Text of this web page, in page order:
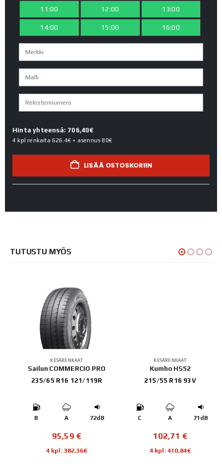
11:00 12:00 13:00
14:00 15:00 16:00
Hinta yhteensä: 706,40€
4 kpl renkaita 626.4€ + asennus80€
LISÄÄ OSTOSKORIIN
TUTUSTU MYÖS
KESÄRENKAAT
Sailun COMMERCIO PRO
235/65 R16 121/119R
B A 72dB
95,59 €
4 kpl: 382,36€
KESÄRENKAAT
Kumho HS52
215/55 R16 93V
C A 71dB
102,71€
4 kpl: 410,84€